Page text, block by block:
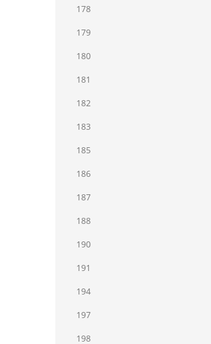
178
179
180
181
182
183
185
186
187
188
190
191
194
197
198